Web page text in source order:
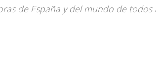
de España y del mundo de todos